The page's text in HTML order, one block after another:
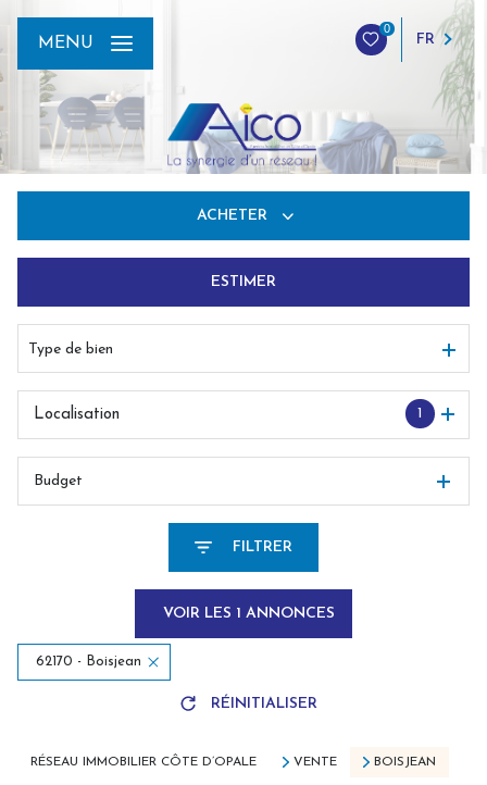
0
FR
MENU
ACHETER
De l'immo pro
ESTIMER
Type de bien
1
Localisation
Budget
FILTRER
VOIR LES 1 ANNONCES
62170 - Boisjean
RÉINITIALISER
RÉSEAU IMMOBILIER CÔTE D’OPALE VENTE BOISJEAN